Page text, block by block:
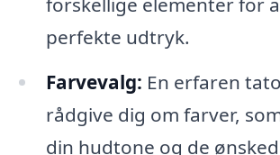
perfekte udtryk.
Farvevalg: En erfaren
rådgive dig om farver,
din hudtone og de